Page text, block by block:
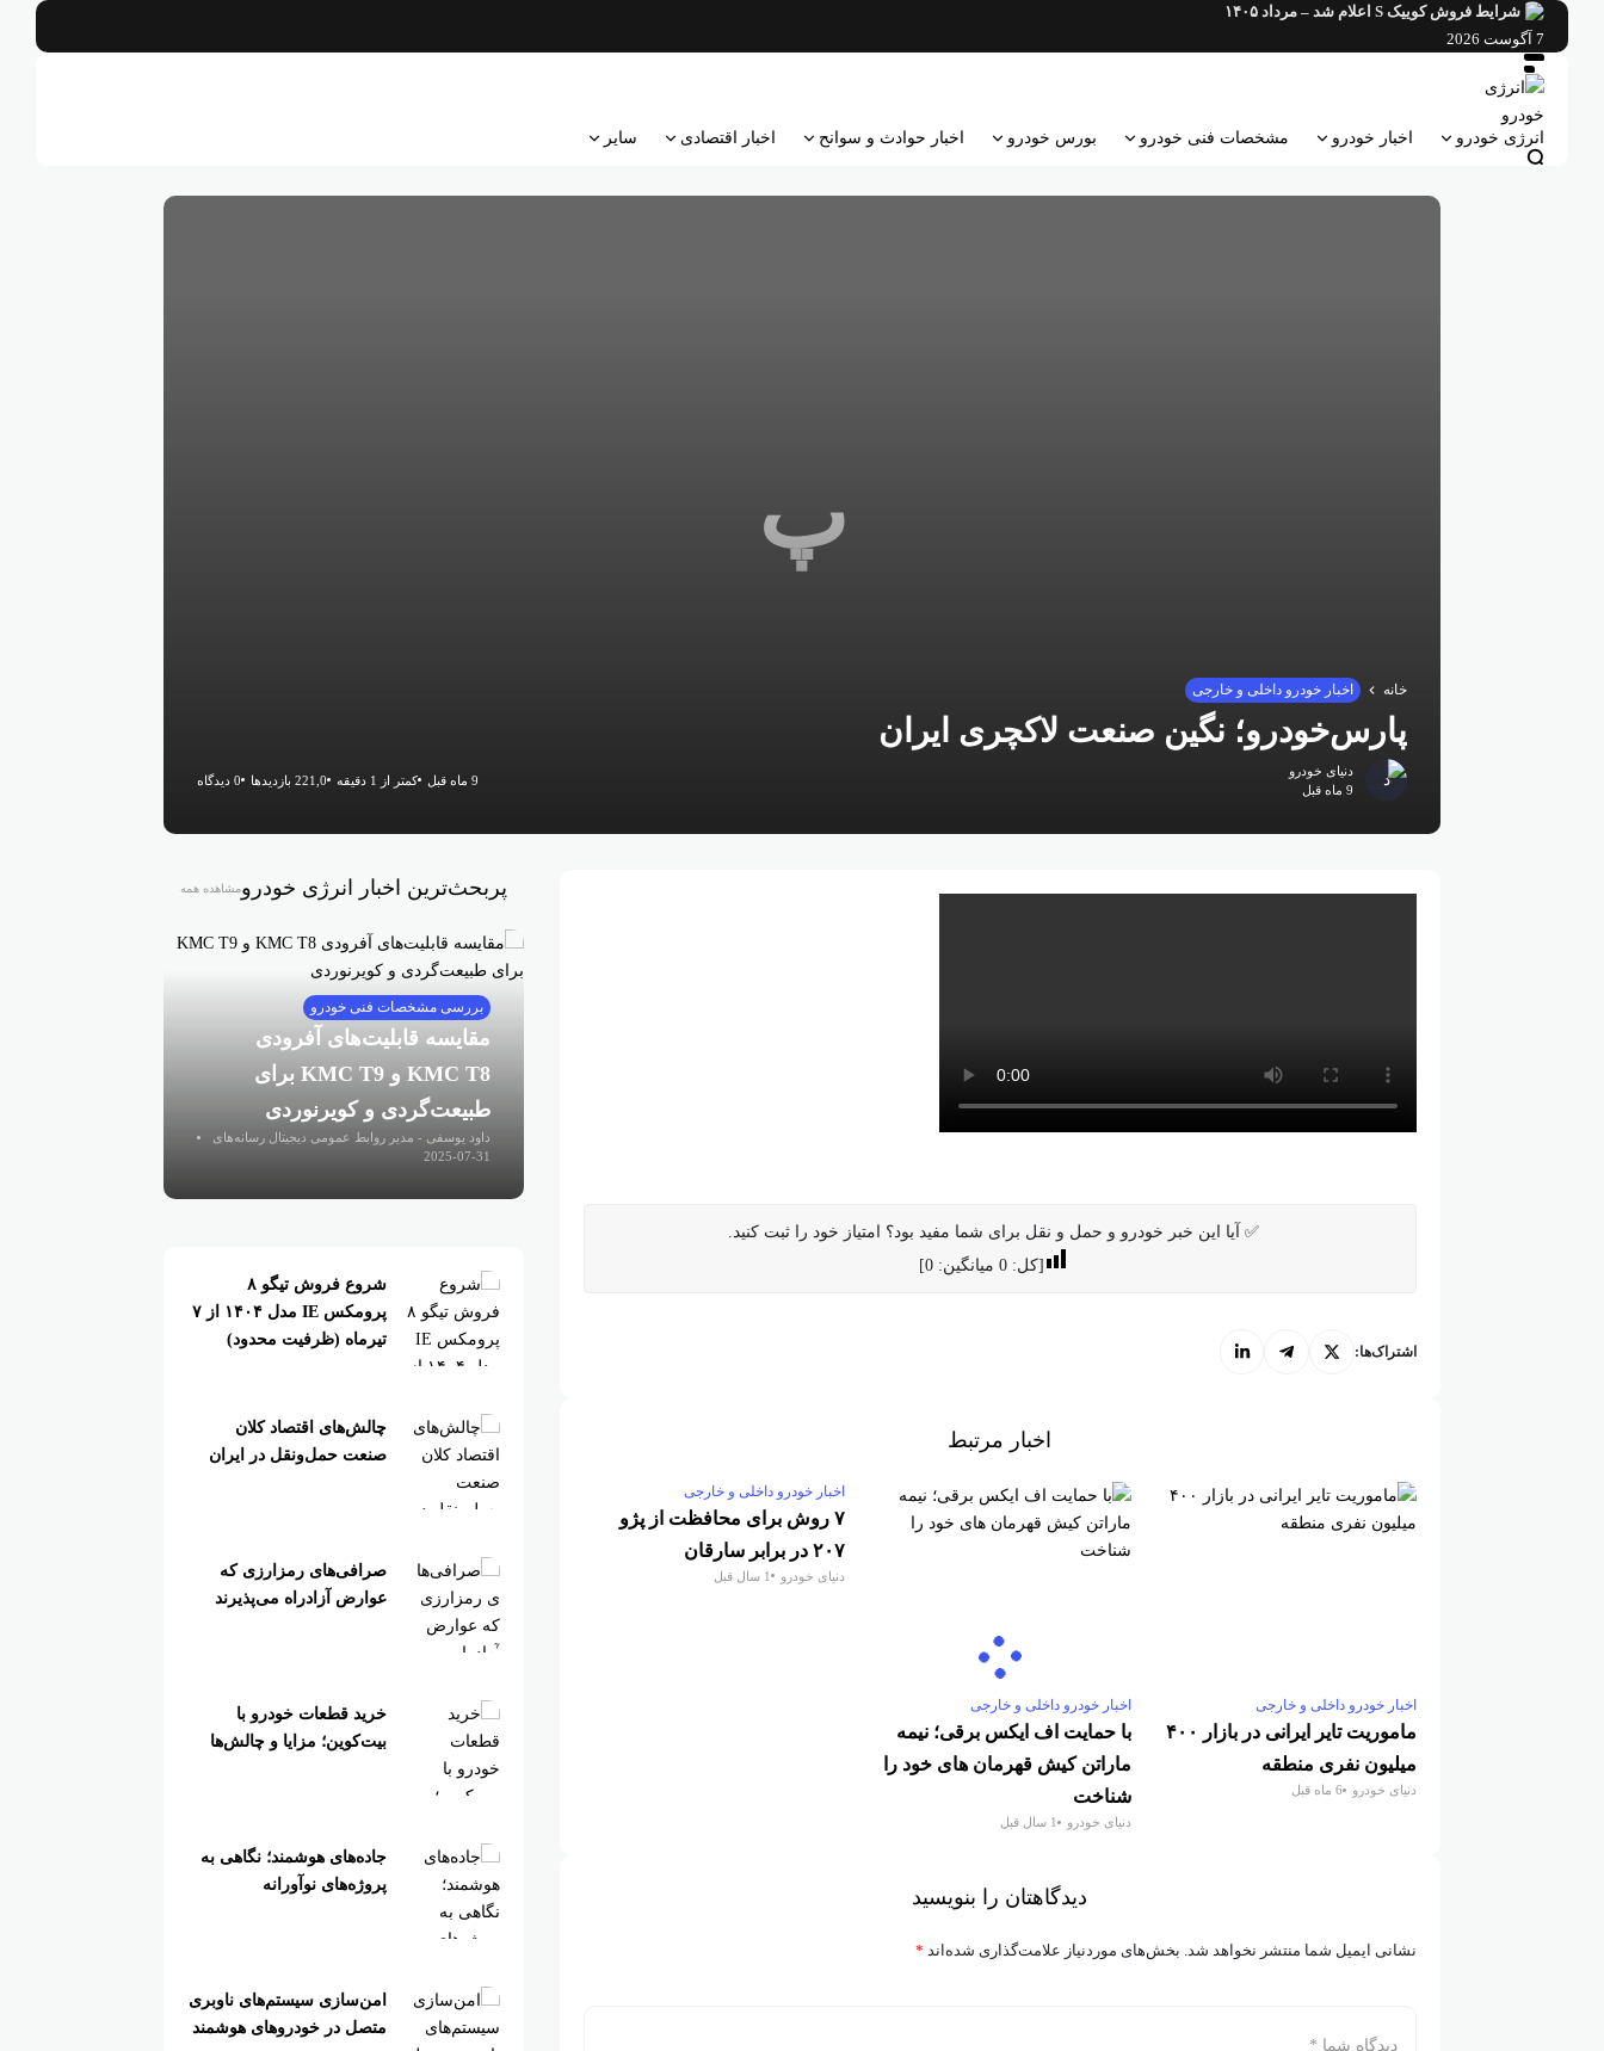
شرایط فروش کوییک S اعلام شد – مرداد ۱۴۰۵
7 آگوست 2026
انرژی خودرو اخبار خودرو مشخصات فنی خودرو بورس خودرو اخبار حوادث و سوانح اخبار اقتصادی سایر
پ
خانه اخبار خودرو داخلی و خارجی
پارس‌خودرو؛ نگین صنعت لاکچری ایران
دنیای خودرو
9 ماه قبل
9 ماه قبل کمتر از 1 دقیقه 221,0 بازدیدها 0 دیدگاه
✅ آیا این خبر خودرو و حمل و نقل برای شما مفید بود؟ امتیاز خود را ثبت کنید.
[کل: 0میانگین: 0
]
اشتراک‌ها:
اخبار مرتبط
اخبار خودرو داخلی و خارجی
ماموریت تایر ایرانی در بازار ۴۰۰
میلیون نفری منطقه
دنیای خودرو 6 ماه قبل
اخبار خودرو داخلی و خارجی
با حمایت اف ایکس برقی؛ نیمه
ماراتن کیش قهرمان های خود را
شناخت
دنیای خودرو 1 سال قبل
اخبار خودرو داخلی و خارجی
۷ روش برای محافظت از پژو
۲۰۷ در برابر سارقان
دنیای خودرو 1 سال قبل
دیدگاهتان را بنویسید
نشانی ایمیل شما منتشر نخواهد شد. بخش‌های موردنیاز علامت‌گذاری شده‌اند *
پربحث‌ترین اخبار انرژی خودرومشاهده همه
بررسی مشخصات فنی خودرو
مقایسه قابلیت‌های آفرودی
KMC T8 و KMC T9 برای
طبیعت‌گردی و کویرنوردی
داود یوسفی - مدیر روابط عمومی دیجیتال رسانه‌های
اقتصادی
2025-07-31
شروع فروش تیگو ۸
پرومکس IE مدل ۱۴۰۴ از ۷
تیرماه (ظرفیت محدود)
چالش‌های اقتصاد کلان
صنعت حمل‌ونقل در ایران
صرافی‌های رمزارزی که
عوارض آزادراه می‌پذیرند
خرید قطعات خودرو با
بیت‌کوین؛ مزایا و چالش‌ها
جاده‌های هوشمند؛ نگاهی به
پروژه‌های نوآورانه
امن‌سازی سیستم‌های ناوبری
متصل در خودروهای هوشمند